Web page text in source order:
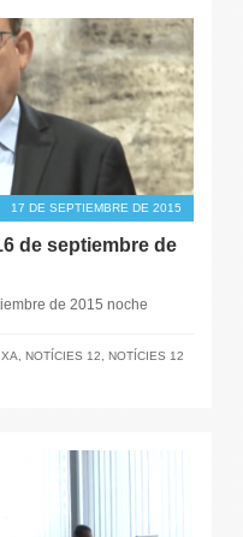
17 DE SEPTIEMBRE DE 2015
de septiembre de
de 2015 noche
NOTÍCIES 12
NOTÍCIES 12